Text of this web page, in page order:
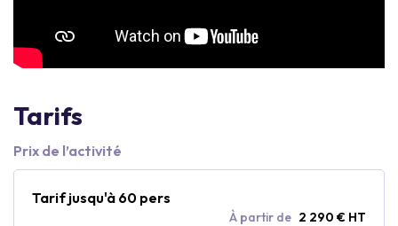
Tarifs
Prix de l’activité
Tarif jusqu'à 60 pers
À partir de 2 290 € HT